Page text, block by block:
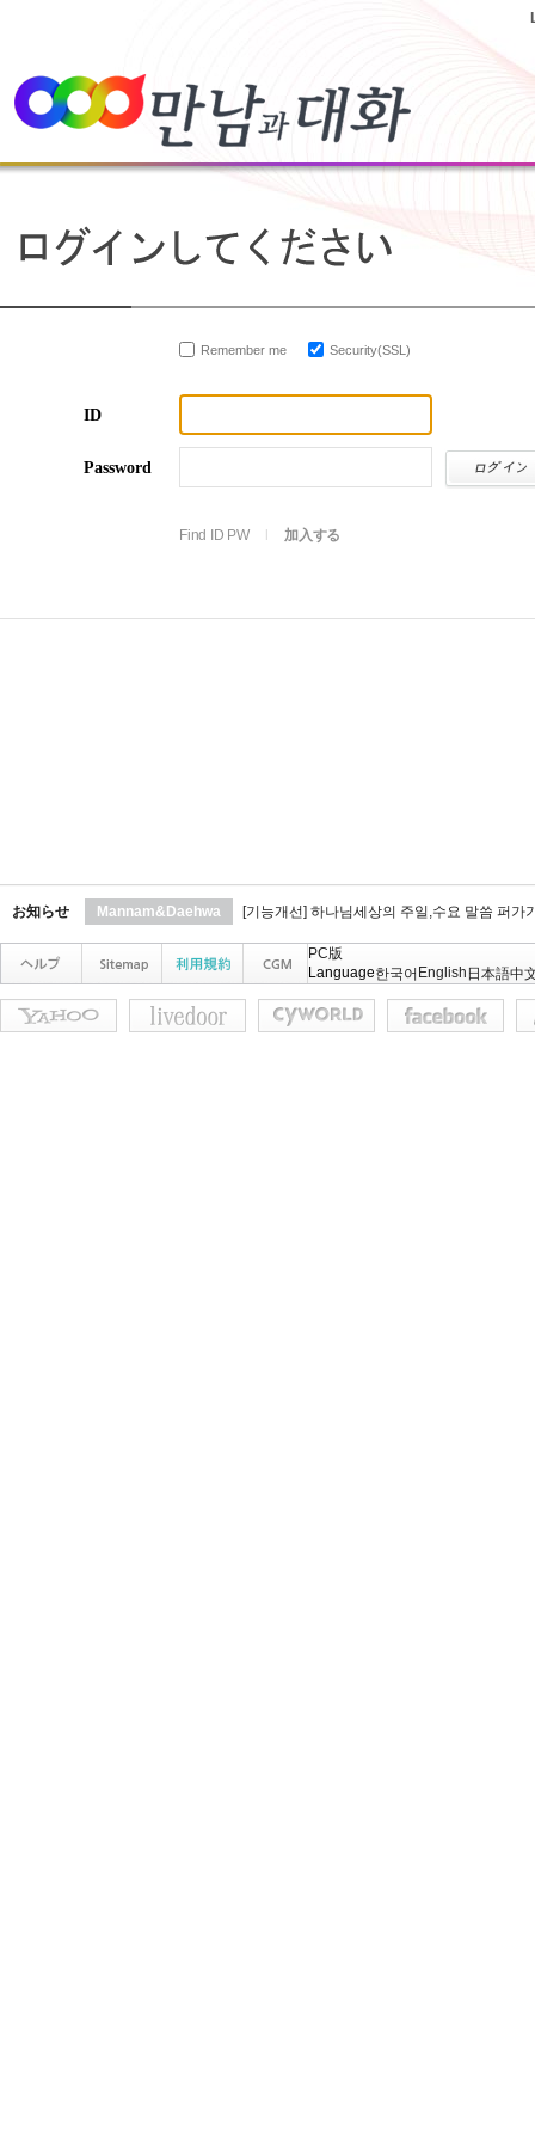
Remember me Security(SSL)
ID
Password
Find ID PW 加入する
お知らせ Mannam&Daehwa [기능개선] 하나님세상의 주일,수요 말씀 퍼가
PC版
Language한국어 English 日本語中